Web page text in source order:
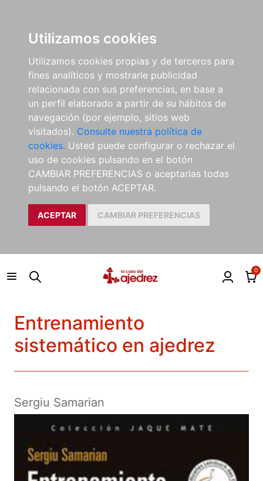
Utilizamos cookies
Utilizamos cookies propias y de terceros para
fines analíticos y mostrarle publicidad
relacionada con sus preferencias, en base a
un perfil elaborado a partir de su hábitos de
navegación (por ejemplo, sitios web
visitados). Consulte nuestra política de
cookies. Usted puede configurar o rechazar el
uso de cookies pulsando en el botón
CAMBIAR PREFERENCIAS o aceptarlas todas
pulsando el botón ACEPTAR.
ACEPTAR CAMBIAR PREFERENCIAS
0
Entrenamiento
sistemático en ajedrez
Sergiu Samarian